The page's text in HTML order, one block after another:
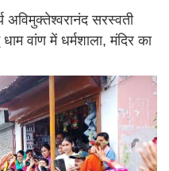
अविमुक्तेश्वरानंद सरस्वती
वांण में धर्मशाला, मंदिर का